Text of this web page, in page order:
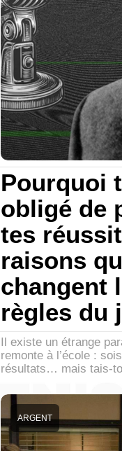
Pourquoi
obligé de
tes
raisons
changent
règles du
Il existe un étrange
remonte à l’école :
résultats… mais tais-
ARGENT